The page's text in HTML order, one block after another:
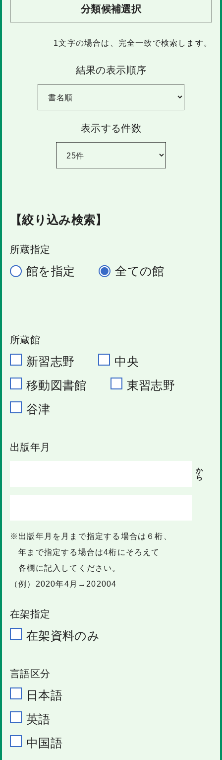
分類候補選択
1文字の場合は、完全一致で検索します。
結果の表示順序
表示する件数
【絞り込み検索】
所蔵指定
館を指定 全ての館
所蔵館
新習志野
中央
移動図書館
東習志野
谷津
出版年月
か
ら
※出版年月を月まで指定する場合は６桁、
年まで指定する場合は4桁にそろえて
各欄に記入してください。
（例）2020年4月→202004
在架指定
在架資料のみ
言語区分
日本語
英語
中国語